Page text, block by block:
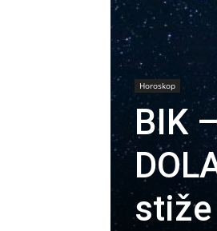
Horoskop
BIK
stiže